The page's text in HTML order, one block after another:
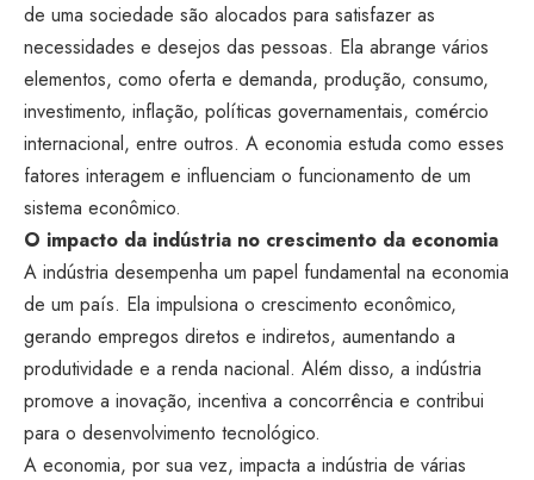
de uma sociedade são alocados para satisfazer as
necessidades e desejos das pessoas. Ela abrange vários
elementos, como oferta e demanda, produção, consumo,
investimento, inflação, políticas governamentais, comércio
internacional, entre outros. A economia estuda como esses
fatores interagem e influenciam o funcionamento de um
sistema econômico.
O impacto da indústria no crescimento da economia
A indústria desempenha um papel fundamental na economia
de um país. Ela impulsiona o crescimento econômico,
gerando empregos diretos e indiretos, aumentando a
produtividade e a renda nacional. Além disso, a indústria
promove a inovação, incentiva a concorrência e contribui
para o desenvolvimento tecnológico.
A economia, por sua vez, impacta a indústria de várias